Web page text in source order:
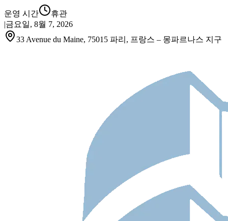
운영 시간
휴관
|금요일, 8월 7, 2026
33 Avenue du Maine, 75015 파리, 프랑스 – 몽파르나스 지구